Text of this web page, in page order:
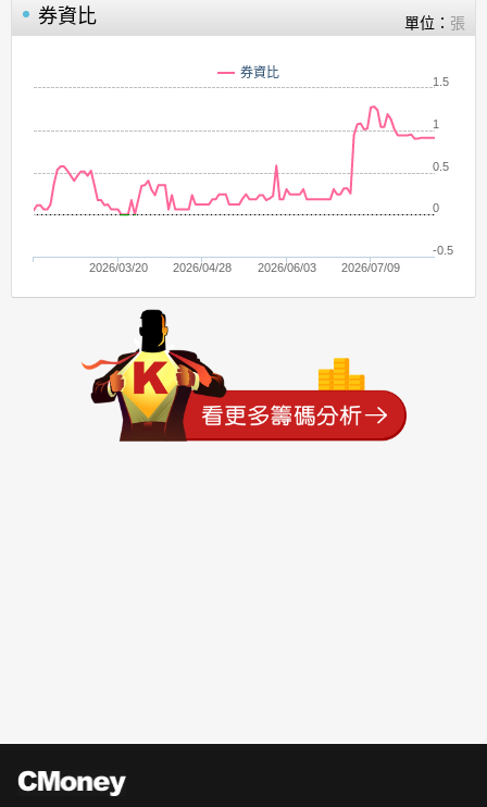
券資比 單位： 張
券資比
2026/03/20 2026/04/28 2026/06/03 2026/07/09
-0.5
0
0.5
1
1.5